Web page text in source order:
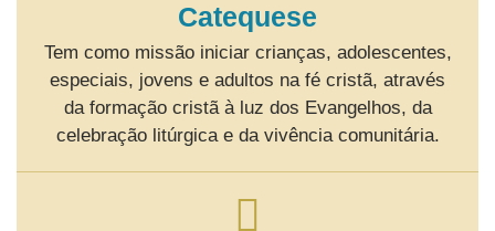
Catequese
Tem como missão iniciar crianças, adolescentes,
especiais, jovens e adultos na fé cristã, através
da formação cristã à luz dos Evangelhos, da
celebração litúrgica e da vivência comunitária.